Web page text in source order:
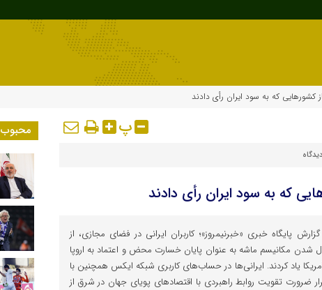
کشورهایی که به سود ایران رأی دادند
پ
دیدگاه
که به سود ایران رأی دادند
پایگاه خبری «خبرنیمروز»؛ کاربران ایرانی در فضای مجازی، از
شدن مکانیسم ماشه به عنوان پایان خسارت محض و اعتماد به اروپا
یاد کردند. ایرانی‌ها در حساب‌های کاربری شبکه ایکس همچنین با
ضرورت تقویت روابط راهبردی با اقتصادهای پویای جهان در شرق از
محبوب